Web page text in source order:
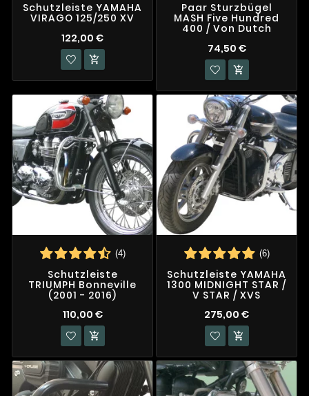
Schutzleiste YAMAHA
VIRAGO 125/250 XV
122,00 €

Paar Sturzbügel
MASH Five Hundred
400 / Von Dutch
74,50 €

(4)
Schutzleiste
TRIUMPH Bonneville
(2001 - 2016)
110,00 €

(6)
Schutzleiste YAMAHA
1300 MIDNIGHT STAR /
V STAR / XVS
275,00 €
